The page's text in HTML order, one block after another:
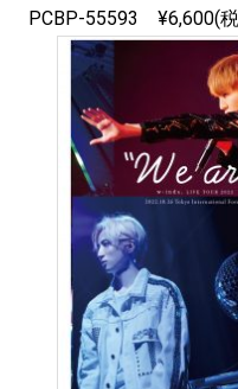
PCBP-55593 ¥6,600(